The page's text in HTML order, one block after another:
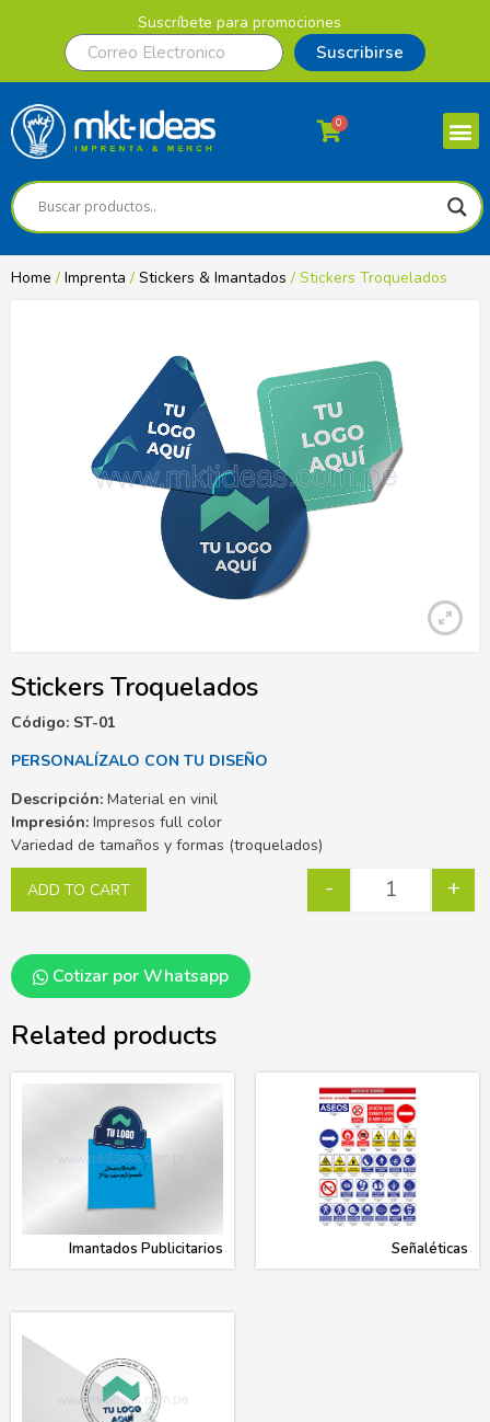
Suscríbete para promociones
Suscribirse
0
Home / Imprenta / Stickers & Imantados / Stickers Troquelados
Stickers Troquelados
Código: ST-01
PERSONALÍZALO CON TU DISEÑO
Descripción: Material en vinil
Impresión: Impresos full color
Variedad de tamaños y formas (troquelados)
- +
ADD TO CART
Cotizar por Whatsapp
Related products
Imantados Publicitarios Señaléticas